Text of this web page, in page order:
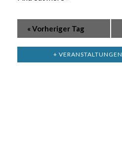
« Vorheriger Tag
+